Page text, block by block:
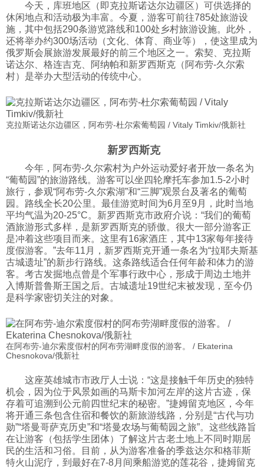
文化
历史
体育
视听
今天，库班地区（即克拉斯诺达尔边疆区）可供选择的
休闲地点和活动极为丰富。今夏，游客可前往785处旅游设
施，其中包括290条游览路线和100处乡村旅游设施。此外，
还将举办约300场活动（文化、体育、商业等），使这里成为
俄罗斯会展旅游发展最好的前三个地区之一。索契、克拉斯
诺达尔、格连吉克、阿纳帕和新罗西斯克（阿布劳-久尔索
村）是举办大型活动的传统中心。
克拉斯诺达尔边疆区，阿布劳-杜尔索葡萄园 / Vitaly Timkiv/俄新社
新罗西斯克
今年，阿布劳-久尔索村为户外运动爱好者开放一条名为
“葡萄园”的旅游路线。游客可以坐四轮摩托车参加1.5-2小时
旅行，参观“阿布劳-久尔索湖”和“三脚”观景台及著名的葡萄
园。路线全长20公里。最佳游览时间为6月至9月，此时当地
平均气温为20-25°C。新罗西斯克市政府介说：“我们的葡萄
酒旅游形式多样，是新罗西斯克的骄傲。很大一部分游客正
是冲着这些项目而来。这里有16家酒庄，其中13家每年接待
度假游客。”去年11月，新罗西斯克开通一条名为“拉耶夫斯基
古城遗址”的新步行路线。这条路线适合任何年龄和体力的游
客。考古发掘地点曾是个军事行政中心，形成于周边土地并
入博斯普鲁斯王国之后。古城遗址19世纪末被发现，至今仍
是科学家密切关注的对象。
在阿布劳-迪尔索度假村的阿布劳湖畔度假的游客。 / Ekaterina
Chesnokova/俄新社
这座英雄城市市政厅人士说：“这是接触千年历史的独特
机会，因为位于风景如画的马斯卡加河左岸的这片古迹，保
存着可追溯到公元前四世纪末的秘密。”捷姆留克地区，今年
将开通三条包含住宿和餐饮的新旅游线路，分别是“古代与功
勋”“塔曼哥萨克历史”和“塔曼农场与葡萄园之旅”。这些线路旨
在让游客（包括学生团体）了解这片古老土地上不同时期居
民的生活和习俗。目前，从为游客准备的季兹达尔和格菲斯
特火山泥疗，到最好在7-8月间乘船游览的莲花谷，捷姆留克